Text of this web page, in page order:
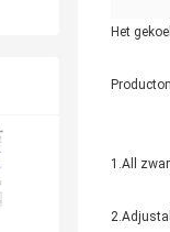
Het
1.All